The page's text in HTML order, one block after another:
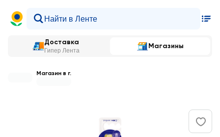
Доставка
Гипер Лента
Магазины
Магазин в г.